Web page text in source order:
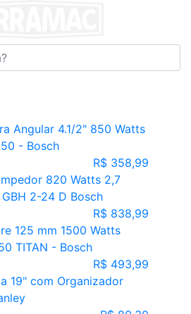
Angular 4.1/2" 850 Watts
- Bosch
R$ 358,99
820 Watts 2,7
2-24 D Bosch
R$ 838,99
125 mm 1500 Watts
TITAN - Bosch
R$ 493,99
19" com Organizador